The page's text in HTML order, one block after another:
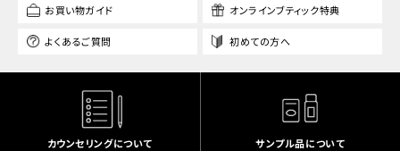
お買い物ガイド オンラインブティック特典
よくあるご質問 初めての方へ
カウンセリングについて
サンプル品について